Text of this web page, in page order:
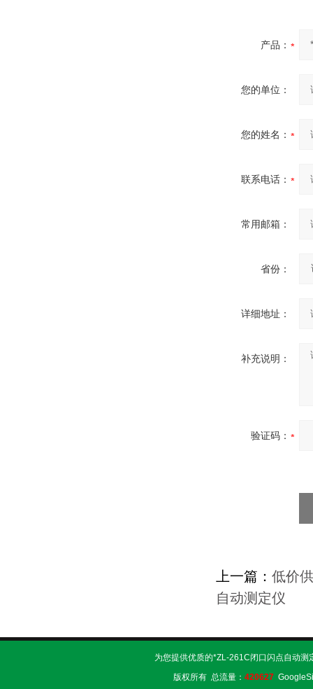
产品：
您的单位：
您的姓名：
联系电话：
常用邮箱：
省份：
详细地址：
补充说明：
验证码：
上一篇： 低价
自动测定仪
为您提供优质的*ZL-261C闭口闪点自动
版权所有 总流量： 420627